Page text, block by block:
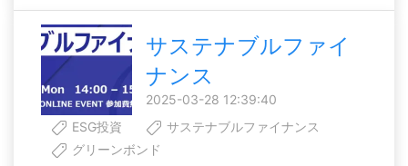
サステナブルファイ
ナンス
2025-03-28 12:39:40
ESG投資
サステナブルファイナンス
グリーンボンド